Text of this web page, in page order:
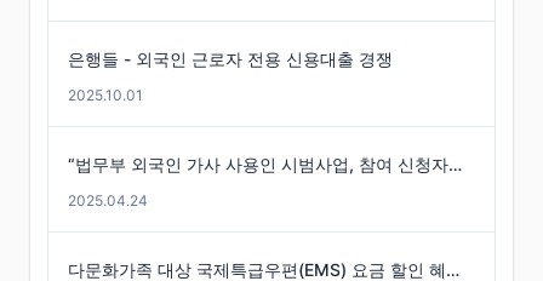
은행들 - 외국인 근로자 전용 신용대출 경쟁
2025.10.01
“법무부 외국인 가사 사용인 시범사업, 참여 신청자는 미미”
2025.04.24
다문화가족 대상 국제특급우편(EMS) 요금 할인 혜택 -경기도